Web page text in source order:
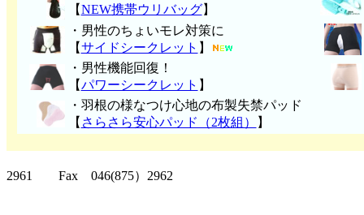
【NEW携帯ウリバッグ】
・男性のちょいモレ対策に
【サイドシークレット 】
・男性機能回復！
【パワーシークレット 】
・ 羽根の様なつけ心地の布製失禁パッ ド
【 さらさら安心パッド（2枚組） 】
2961 Fax 046(875）2962